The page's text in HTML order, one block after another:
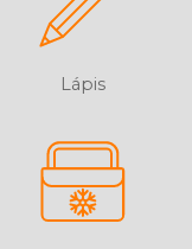
Lápis